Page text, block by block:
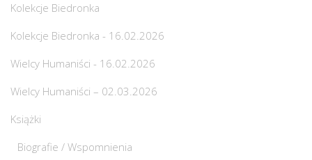
Kolekcje Biedronka
Kolekcje Biedronka - 16.02.2026
Wielcy Humaniści - 16.02.2026
Wielcy Humaniści – 02.03.2026
Książki
Biografie / Wspomnienia